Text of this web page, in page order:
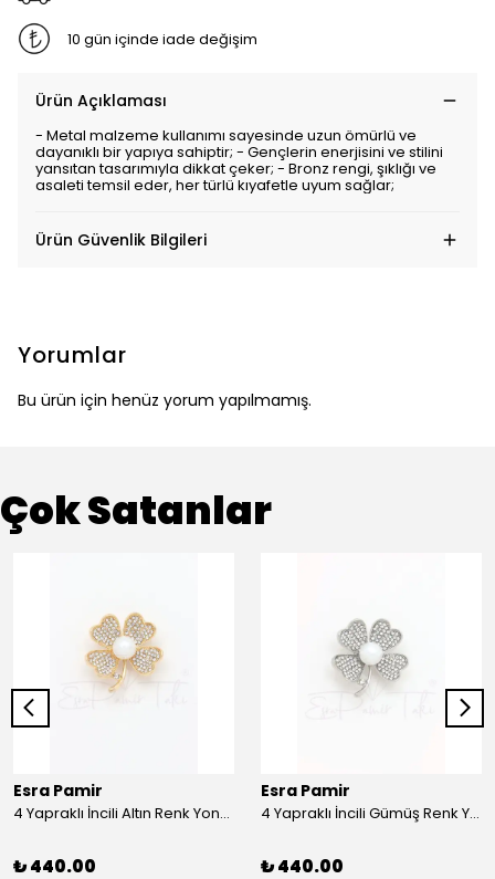
10 gün içinde iade değişim
Ürün Açıklaması
- Metal malzeme kullanımı sayesinde uzun ömürlü ve
dayanıklı bir yapıya sahiptir; - Gençlerin enerjisini ve stilini
yansıtan tasarımıyla dikkat çeker; - Bronz rengi, şıklığı ve
asaleti temsil eder, her türlü kıyafetle uyum sağlar;
Ürün Güvenlik Bilgileri
Yorumlar
Bu ürün için henüz yorum yapılmamış.
Çok Satanlar
Esra Pamir
4 Yapraklı İncili Altın Renk Yonca Broş
₺ 440.00
Esra Pamir
4 Yapraklı İncili Gümüş Renk Yonca Broş
₺ 440.00